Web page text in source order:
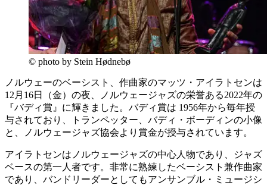
© photo by Stein Hødnebø
ノルウェーのベーシスト、作曲家のマッツ・アイラトセンは
12月16日（金）の夜、ノルウェージャズの栄誉ある2022年の
『バディ賞』に輝きました。バディ賞は 1956年から毎年授
与されており、トランペッター、バディ・ボーディンの小像
と、ノルウェージャズ協会より賞金が授与されています。
アイラトセンはノルウェージャズの中心人物であり、ジャズ
ベースの第一人者です。非常に熟練したベーシスト兼作曲家
であり、バンドリーダーとしてもアンサンブル・ミュージシ